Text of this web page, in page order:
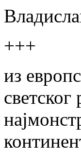
+++
из